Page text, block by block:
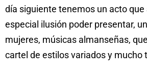
día siguiente tenemos un acto que
especial ilusión poder presentar,
mujeres, músicas almanseñas,
cartel de estilos variados y mucho